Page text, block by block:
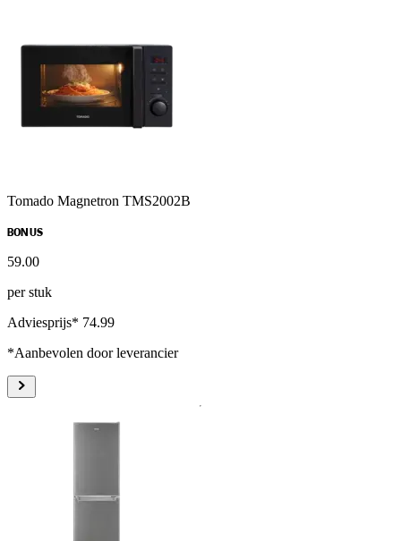
Tomado Magnetron TMS2002B
BONUS
59.00
per stuk
Adviesprijs* 74.99
*Aanbevolen door leverancier